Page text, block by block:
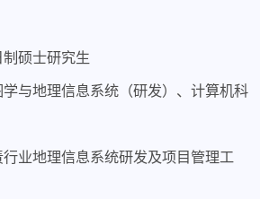
硕士研究生
与地理信息系统（研发）、计算机科
业地理信息系统研发及项目管理工